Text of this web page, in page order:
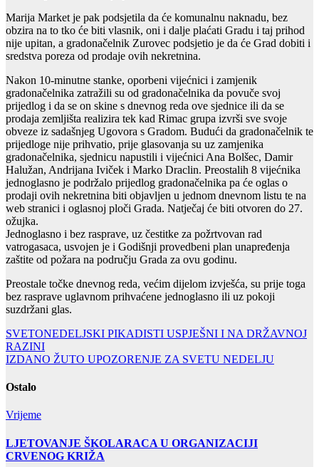
Marija Market je pak podsjetila da će komunalnu naknadu, bez
obzira na to tko će biti vlasnik, oni i dalje plaćati Gradu i taj prihod
nije upitan, a gradonačelnik Zurovec podsjetio je da će Grad dobiti i
sredstva poreza od prodaje ovih nekretnina.
Nakon 10-minutne stanke, oporbeni vijećnici i zamjenik
gradonačelnika zatražili su od gradonačelnika da povuče svoj
prijedlog i da se on skine s dnevnog reda ove sjednice ili da se
prodaja zemljišta realizira tek kad Rimac grupa izvrši sve svoje
obveze iz sadašnjeg Ugovora s Gradom. Budući da gradonačelnik te
prijedloge nije prihvatio, prije glasovanja su uz zamjenika
gradonačelnika, sjednicu napustili i vijećnici Ana Bolšec, Damir
Halužan, Andrijana Iviček i Marko Draclin. Preostalih 8 vijećnika
jednoglasno je podržalo prijedlog gradonačelnika pa će oglas o
prodaji ovih nekretnina biti objavljen u jednom dnevnom listu te na
web stranici i oglasnoj ploči Grada. Natječaj će biti otvoren do 27.
ožujka.
Jednoglasno i bez rasprave, uz čestitke za požrtvovan rad
vatrogasaca, usvojen je i Godišnji provedbeni plan unapređenja
zaštite od požara na području Grada za ovu godinu.
Preostale točke dnevnog reda, većim dijelom izvješća, su prije toga
bez rasprave uglavnom prihvaćene jednoglasno ili uz pokoji
suzdržani glas.
Navigacija
objava
SVETONEDELJSKI PIKADISTI USPJEŠNI I NA DRŽAVNOJ
RAZINI
IZDANO ŽUTO UPOZORENJE ZA SVETU NEDELJU
Ostalo
Vrijeme
LJETOVANJE ŠKOLARACA U ORGANIZACIJI
CRVENOG KRIŽA